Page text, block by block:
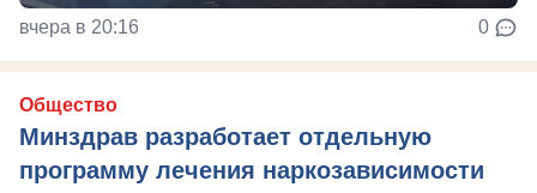
вчера в 20:16 0
Общество
Минздрав разработает отдельную
программу лечения наркозависимости